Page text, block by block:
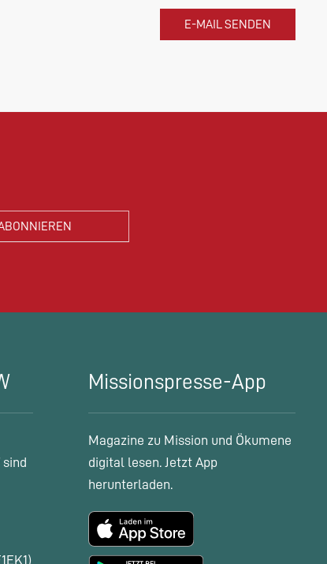
sind
Missionspresse-App
Magazine zu Mission und Ökumene
digital lesen. Jetzt App
herunterladen.